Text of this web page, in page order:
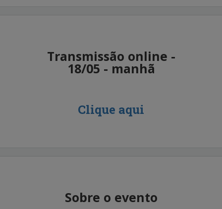
Transmissão online -
18/05 - manhã
Clique aqui
Sobre o evento